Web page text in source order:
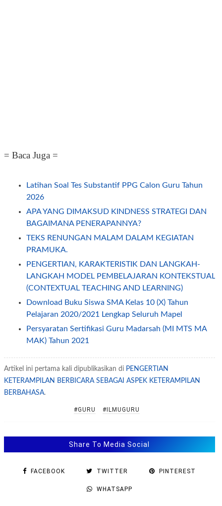
= Baca Juga =
Latihan Soal Tes Substantif PPG Calon Guru Tahun
2026
APA YANG DIMAKSUD KINDNESS STRATEGI DAN
BAGAIMANA PENERAPANNYA?
TEKS RENUNGAN MALAM DALAM KEGIATAN
PRAMUKA.
PENGERTIAN, KARAKTERISTIK DAN LANGKAH-
LANGKAH MODEL PEMBELAJARAN KONTEKSTUAL
(CONTEXTUAL TEACHING AND LEARNING)
Download Buku Siswa SMA Kelas 10 (X) Tahun
Pelajaran 2020/2021 Lengkap Seluruh Mapel
Persyaratan Sertifikasi Guru Madarsah (MI MTS MA
MAK) Tahun 2021
Pengembangan Tema dalam Pembelajaran Tematik
METODE MENINGKATKAN KECERDASAN BAHASA
ANAK
Pengertian, Prinsip-Prinsip, Tujuan dan Fungsi
Evaluasi atau Penilaian Pendidikan
HINDARI KEKERASAN, INI CARA GURU TANGANI
Artikel ini pertama kali dipublikasikan di PENGERTIAN
KETERAMPILAN BERBICARA SEBAGAI ASPEK KETERAMPILAN
BERBAHASA.
#GURU #ILMUGURU
Share To Media Social
FACEBOOK TWITTER PINTEREST
WHATSAPP